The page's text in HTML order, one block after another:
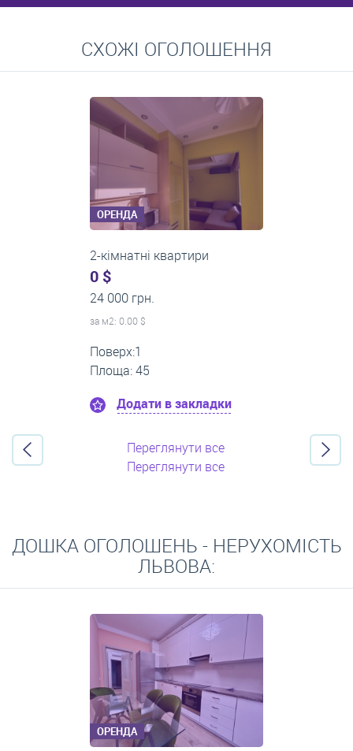
Середні ціни на довготривалу оренду квартир, особняків,
кімнат
СХОЖІ ОГОЛОШЕННЯ
ОРЕНДА
2-кімнатні квартири
0 $
18 000 грн.
за м2: 0.00 $
Поверх:1
Площа: 60
Додати в закладки
Переглянути все
Переглянути все
ДОШКА ОГОЛОШЕНЬ - НЕРУХОМІСТЬ
ЛЬВОВА:
ОРЕНДА